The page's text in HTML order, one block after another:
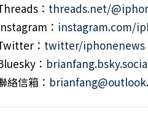
： threads.net/
： instagram.com/
： twitter/iphonenews
：
絡信箱：